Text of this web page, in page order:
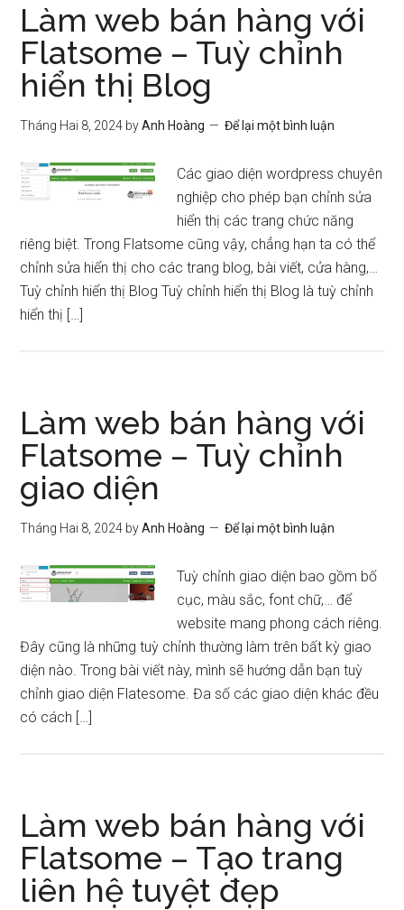
Làm web bán hàng với
Flatsome – Tuỳ chỉnh
hiển thị Blog
Tháng Hai 8, 2024 byAnh Hoàng Để lại một bình luận
Các giao diện wordpress chuyên
nghiệp cho phép bạn chỉnh sửa
hiển thị các trang chức năng
riêng biệt. Trong Flatsome cũng vậy, chẳng hạn ta có thể
chỉnh sửa hiển thị cho các trang blog, bài viết, cửa hàng,…
Tuỳ chỉnh hiển thị Blog Tuỳ chỉnh hiển thị Blog là tuỳ chỉnh
hiển thị […]
Làm web bán hàng với
Flatsome – Tuỳ chỉnh
giao diện
Tháng Hai 8, 2024 byAnh Hoàng Để lại một bình luận
Tuỳ chỉnh giao diện bao gồm bố
cục, màu sắc, font chữ,… để
website mang phong cách riêng.
Đây cũng là những tuỳ chỉnh thường làm trên bất kỳ giao
diện nào. Trong bài viết này, mình sẽ hướng dẫn bạn tuỳ
chỉnh giao diện Flatesome. Đa số các giao diện khác đều
có cách […]
Làm web bán hàng với
Flatsome – Tạo trang
liên hệ tuyệt đẹp